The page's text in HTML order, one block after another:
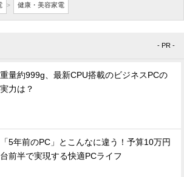
> 健康・美容家電
- PR -
重量約999g、最新CPU搭載のビジネスPCの
実力は？
「5年前のPC」とこんなに違う！予算10万円
台前半で実現する快適PCライフ